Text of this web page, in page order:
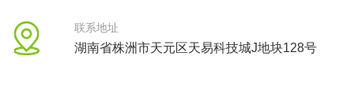
联系地址
湖南省株洲市天元区天易科技城J地块128号